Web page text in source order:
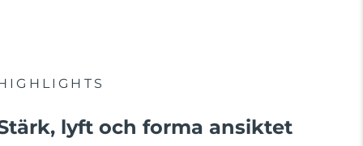
lyft och forma ansiktet